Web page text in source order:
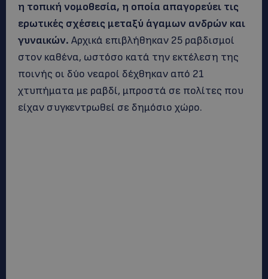
η τοπική νομοθεσία, η οποία απαγορεύει τις
ερωτικές σχέσεις μεταξύ άγαμων ανδρών και
γυναικών. Αρχικά επιβλήθηκαν 25 ραβδισμοί
στον καθένα, ωστόσο κατά την εκτέλεση της
ποινής οι δύο νεαροί δέχθηκαν από 21
χτυπήματα με ραβδί, μπροστά σε πολίτες που
είχαν συγκεντρωθεί σε δημόσιο χώρο.